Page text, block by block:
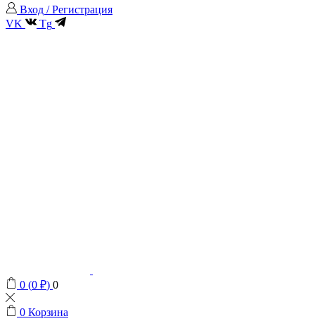
Вход / Регистрация
VK
Tg
0 (0 ₽) 0
0 Корзина